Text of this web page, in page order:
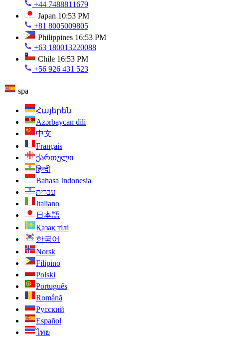
+44 7488811679
Japan 10:53 PM
+81 8005009805
Philippines 16:53 PM
+63 180013220088
Chile 16:53 PM
+56 926 431 523
spa
Հայերեն
Azərbaycan dili
中文
Français
ქართული
हिन्दी
Bahasa Indonesia
עברית
Italiano
日本語
Қазақ тілі
한국어
Norsk
Filipino
Polski
Português
Română
Русский
Español
ไทย